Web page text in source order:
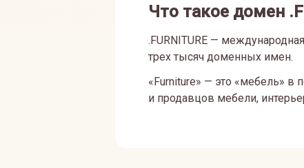
Что такое домен
.FURNITURE —
трех тысяч доменных имен.
«Furniture» — это «мебель» в
и продавцов мебели,